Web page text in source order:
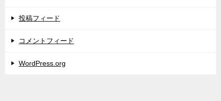
投稿フィード
コメントフィード
WordPress.org